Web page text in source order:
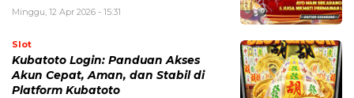
Minggu, 12 Apr 2026 - 15:31
Slot
Kubatoto Login: Panduan Akses
Akun Cepat, Aman, dan Stabil di
Platform Kubatoto